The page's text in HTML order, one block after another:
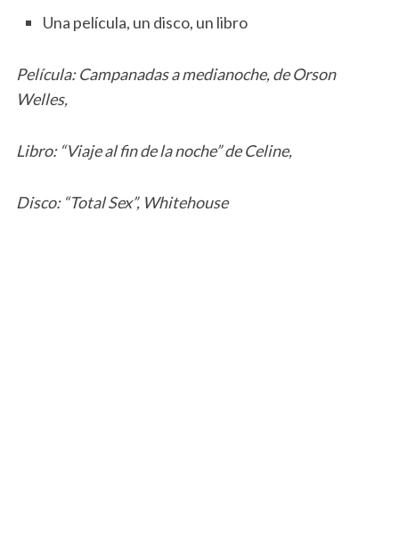
Una película, un disco, un libro
Película: Campanadas a medianoche, de Orson
Welles,
Libro: “Viaje al fin de la noche” de Celine,
Disco: “Total Sex”, Whitehouse